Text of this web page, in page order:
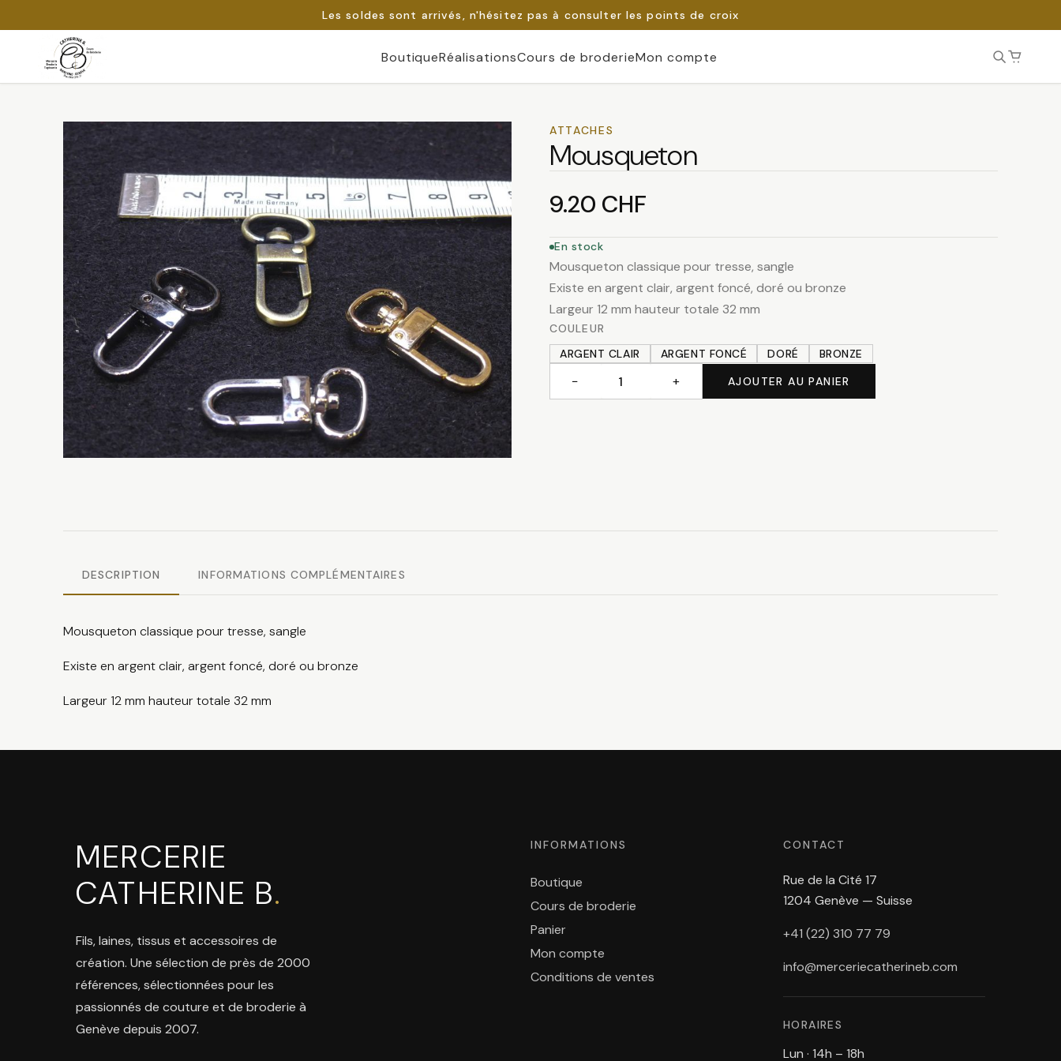
Les soldes sont arrivés, n'hésitez pas à consulter les points de croix
Passer
BoutiqueRéalisationsCours de broderieMon compte
ATTACHES
Mousqueton
9.20 CHF
En stock
Mousqueton classique pour tresse, sangle
Existe en argent clair, argent foncé, doré ou bronze
Largeur 12 mm hauteur totale 32 mm
COULEUR
ARGENT CLAIR
ARGENT FONCÉ DORÉ BRONZE
− + AJOUTER AU PANIER
DESCRIPTION INFORMATIONS COMPLÉMENTAIRES
Mousqueton classique pour tresse, sangle
Existe en argent clair, argent foncé, doré ou bronze
Largeur 12 mm hauteur totale 32 mm
MERCERIE
CATHERINE B.
Fils, laines, tissus et accessoires de
création. Une sélection de près de 2000
références, sélectionnées pour les
passionnés de couture et de broderie à
Genève depuis 2007.
INFORMATIONS
Boutique
Cours de broderie
Panier
Mon compte
Conditions de ventes
CONTACT
Rue de la Cité 17
1204 Genève — Suisse
+41 (22) 310 77 79
info@merceriecatherineb.com
HORAIRES
Lun · 14h – 18h